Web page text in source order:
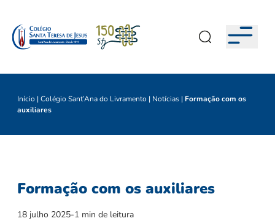
Início | Colégio Sant’Ana do Livramento | Notícias | Formação com os
auxiliares
Formação com os auxiliares
18 julho 2025-1 min de leitura